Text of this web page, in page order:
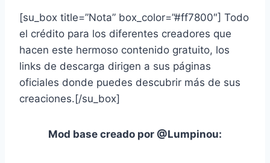
[su_box title=”Nota” box_color=”#ff7800″] Todo
el crédito para los diferentes creadores que
hacen este hermoso contenido gratuito, los
links de descarga dirigen a sus páginas
oficiales donde puedes descubrir más de sus
creaciones. [/su_box]
Mod base creado por @Lumpinou: